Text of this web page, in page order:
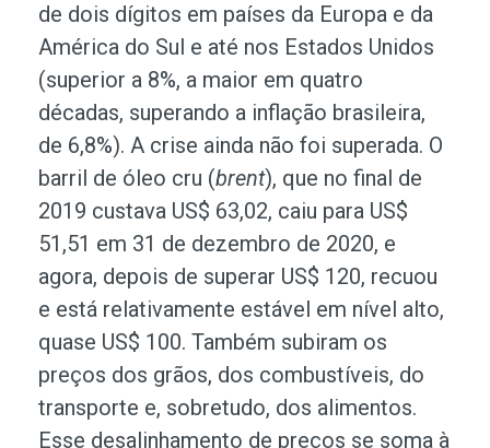
de dois dígitos em países da Europa e da
América do Sul e até nos Estados Unidos
(superior a 8%, a maior em quatro
décadas, superando a inflação brasileira,
de 6,8%). A crise ainda não foi superada. O
barril de óleo cru (brent), que no final de
2019 custava US$ 63,02, caiu para US$
51,51 em 31 de dezembro de 2020, e
agora, depois de superar US$ 120, recuou
e está relativamente estável em nível alto,
quase US$ 100. Também subiram os
preços dos grãos, dos combustíveis, do
transporte e, sobretudo, dos alimentos.
Esse desalinhamento de preços se soma à